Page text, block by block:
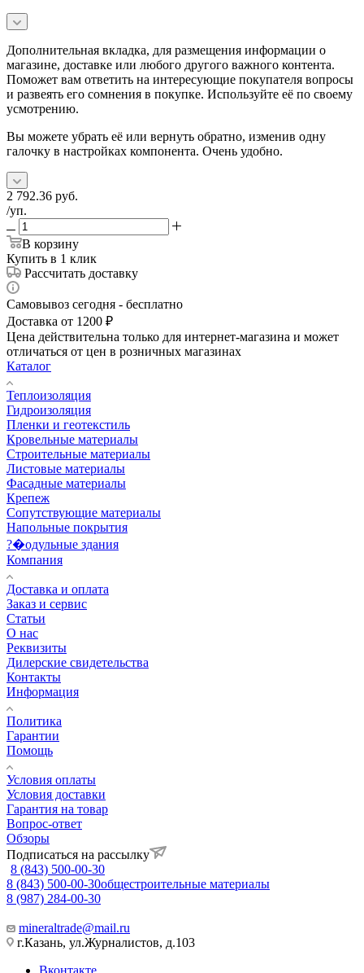
Дополнительная вкладка, для размещения информации о
магазине, доставке или любого другого важного контента.
Поможет вам ответить на интересующие покупателя вопросы
и развеять его сомнения в покупке. Используйте её по своему
усмотрению.
Вы можете убрать её или вернуть обратно, изменив одну
галочку в настройках компонента. Очень удобно.
2 792.36 руб.
/уп.
В корзину
Купить в 1 клик
Рассчитать доставку
Самовывоз сегодня - бесплатно
Доставка от 1200 ₽
Цена действительна только для интернет-магазина и может
отличаться от цен в розничных магазинах
Каталог
Теплоизоляция
Гидроизоляция
Пленки и геотекстиль
Кровельные материалы
Строительные материалы
Листовые материалы
Фасадные материалы
Крепеж
Сопутствующие материалы
Напольные покрытия
?�одульные здания
Компания
Доставка и оплата
Заказ и сервис
Статьи
О нас
Реквизиты
Дилерские свидетельства
Контакты
Информация
Политика
Гарантии
Помощь
Условия оплаты
Условия доставки
Гарантия на товар
Вопрос-ответ
Обзоры
Подписаться на рассылку
8 (843) 500-00-30
8 (843) 500-00-30общестроительные материалы
8 (987) 284-00-30
mineraltrade@mail.ru
г.Казань, ул.Журналистов, д.103
Вконтакте